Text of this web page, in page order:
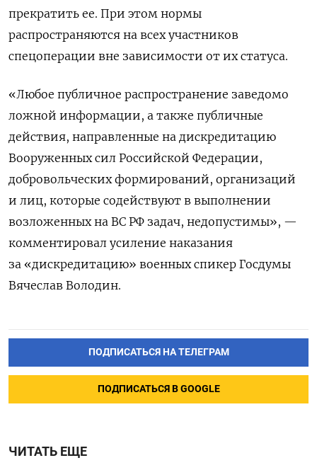
прекратить ее. При этом нормы
распространяются на всех участников
спецоперации вне зависимости от их статуса.
«Любое публичное распространение заведомо
ложной информации, а также публичные
действия, направленные на дискредитацию
Вооруженных сил Российской Федерации,
добровольческих формирований, организаций
и лиц, которые содействуют в выполнении
возложенных на ВС РФ задач, недопустимы», —
комментировал усиление наказания
за «дискредитацию» военных спикер Госдумы
Вячеслав Володин.
ПОДПИСАТЬСЯ НА ТЕЛЕГРАМ
ПОДПИСАТЬСЯ В GOOGLE
ЧИТАТЬ ЕЩЕ